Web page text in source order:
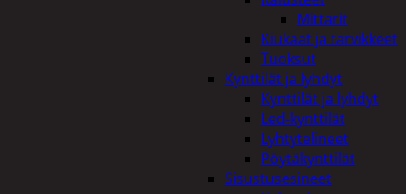
Mittarit
Kiukaat ja tarvikkeet
Tuoksut
Kynttilät ja lyhdyt
Kynttilät ja lyhdyt
Led-kynttilät
Lyhtytelineet
Pöytäkynttilät
Sisustusesineet